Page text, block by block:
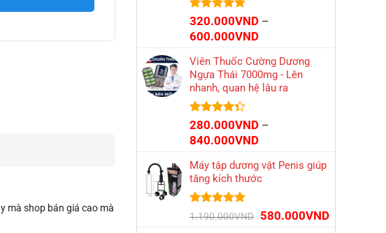
Được xếp
hạng4.85
5 sao
320.000VND –
600.000VNDKhoảng
từ
320.000VND
đến
Viên Thuốc Cường Dương
Ngựa Thái 7000mg - Lên
nhanh, quan hệ lâu ra
Được xếp
hạng4.32
5 sao
280.000VND –
840.000VNDKhoảng
từ
280.000VND
840.000VND
Máy tập dương vật Penis giúp
tăng kích thước
Được xếp
1.190.000VND
Giá
580.000VNDGiá
mà shop bán giá cao mà